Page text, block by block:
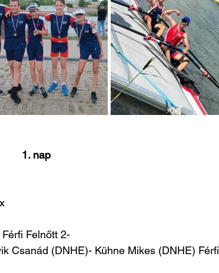
1. nap
Felnőtt 2-
Csanád (DNHE)- Kühne Mikes (DNHE) Férfi